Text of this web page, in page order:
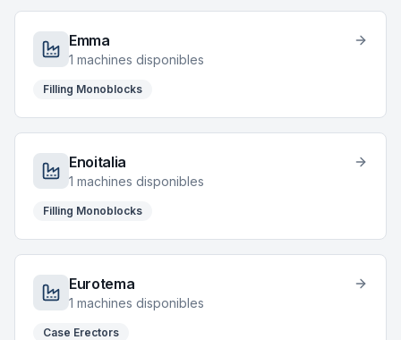
Emma
1 machines disponibles
Filling Monoblocks
Enoitalia
1 machines disponibles
Filling Monoblocks
Eurotema
1 machines disponibles
Case Erectors